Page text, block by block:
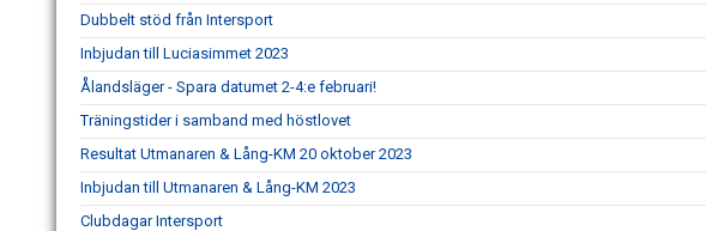
Dubbelt stöd från Intersport
Inbjudan till Luciasimmet 2023
Ålandsläger - Spara datumet 2-4:e februari!
Träningstider i samband med höstlovet
Resultat Utmanaren & Lång-KM 20 oktober 2023
Inbjudan till Utmanaren & Lång-KM 2023
Clubdagar Intersport